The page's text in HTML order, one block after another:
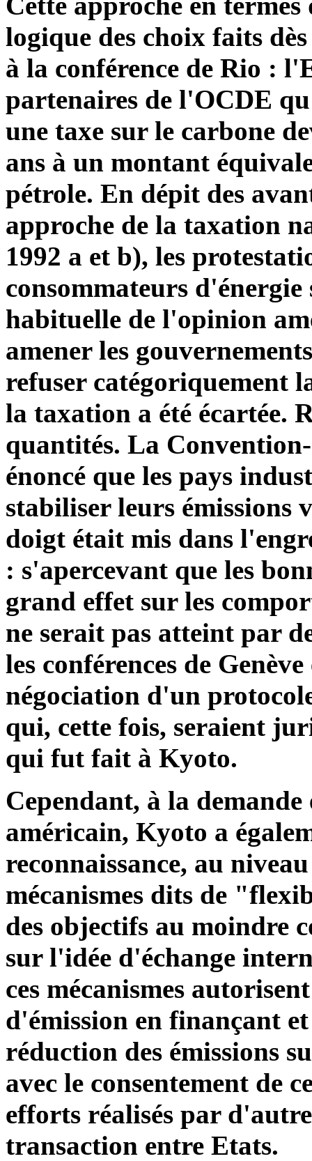
logique des choix faits
à la conférence de Rio :
partenaires de l'OCDE
une taxe sur le carbone
ans à un montant
pétrole. En dépit des
approche de la taxation
1992 a et b), les
consommateurs
habituelle de l'opinion
amener les
refuser catégoriquement
la taxation a été écartée.
quantités. La
énoncé que les pays
stabiliser leurs émissions
doigt était mis dans
: s'apercevant que les
grand effet sur les
ne serait pas atteint par
les conférences de
négociation d'un
qui, cette fois, seraient
qui fut fait à Kyoto.
Cependant, à la
américain, Kyoto a
reconnaissance, au
mécanismes dits de
des objectifs au moindre
sur l'idée d'échange
ces mécanismes
d'émission en finançant
réduction des émissions
avec le consentement de
efforts réalisés par
transaction entre Etats.